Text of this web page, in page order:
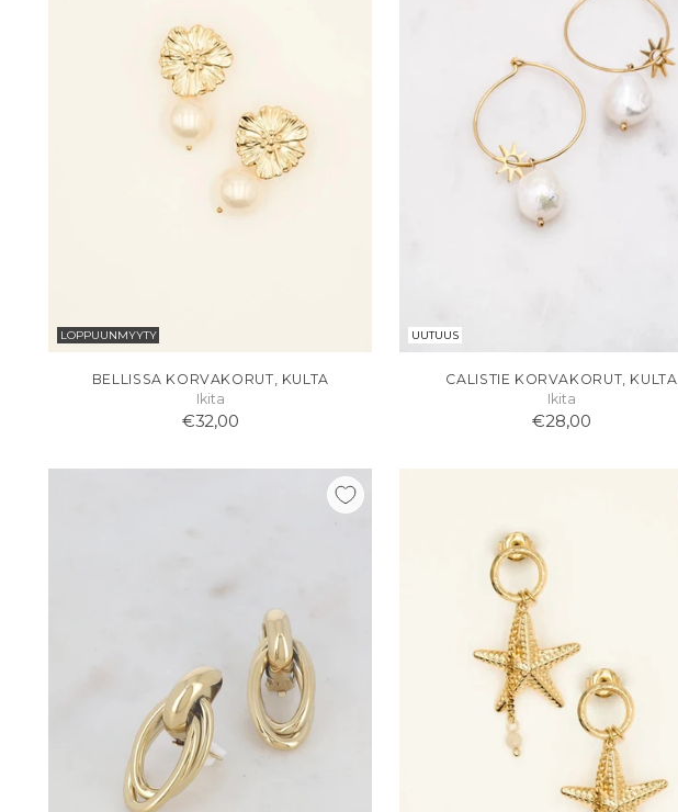
LOPPUUNMYYTY
BELLISSA KORVAKORUT, KULTA
Ikita
€32,00
UUTUUS
CALISTIE KORVAKORUT, KULTA
Ikita
€28,00